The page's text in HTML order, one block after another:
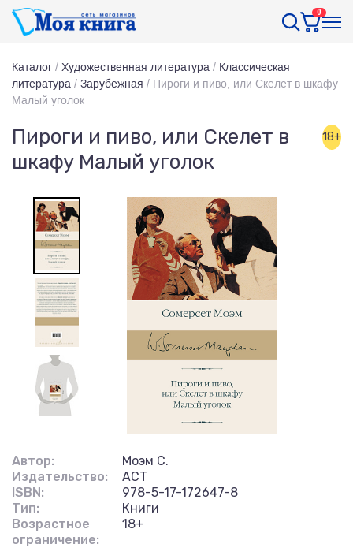
0
Каталог / Художественная литература / Классическая
литература / Зарубежная / Пироги и пиво, или Скелет в шкафу
Малый уголок
Пироги и пиво, или Скелет в
шкафу Малый уголок
18+
Автор:
Моэм С.
Издательство:
АСТ
ISBN:
978-5-17-172647-8
Тип:
Книги
Возрастное
ограничение:
18+